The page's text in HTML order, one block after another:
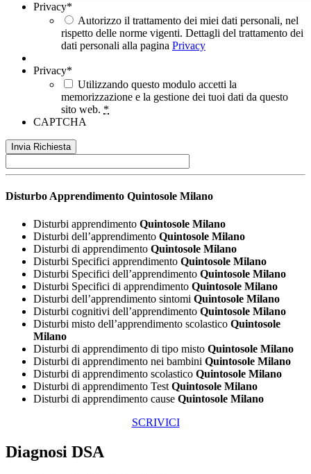
Privacy*
Autorizzo il trattamento dei miei dati personali, nel
rispetto delle norme vigenti. Dettagli del trattamento dei
dati personali alla pagina Privacy
Privacy*
Utilizzando questo modulo accetti la
memorizzazione e la gestione dei tuoi dati da questo
sito web. *
CAPTCHA
Disturbo Apprendimento Quintosole Milano
Disturbi apprendimento Quintosole Milano
Disturbi dell’apprendimento Quintosole Milano
Disturbi di apprendimento Quintosole Milano
Disturbi Specifici apprendimento Quintosole Milano
Disturbi Specifici dell’apprendimento Quintosole Milano
Disturbi Specifici di apprendimento Quintosole Milano
Disturbi dell’apprendimento sintomi Quintosole Milano
Disturbi cognitivi dell’apprendimento Quintosole Milano
Disturbi misto dell’apprendimento scolastico Quintosole
Milano
Disturbi di apprendimento di tipo misto Quintosole Milano
Disturbi di apprendimento nei bambini Quintosole Milano
Disturbi di apprendimento scolastico Quintosole Milano
Disturbi di apprendimento Test Quintosole Milano
Disturbi di apprendimento cause Quintosole Milano
SCRIVICI
Diagnosi DSA